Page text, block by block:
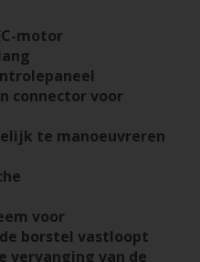
motor
connector voor
te manoeuvreren
voor
borstel vastloopt
vervanging van de